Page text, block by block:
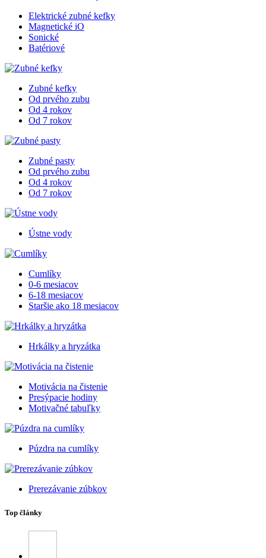
Elektrické zubné kefky
Magnetické iO
Sonické
Batériové
Zubné kefky
Od prvého zubu
Od 4 rokov
Od 7 rokov
Zubné pasty
Od prvého zubu
Od 4 rokov
Od 7 rokov
Ústne vody
Cumlíky
0-6 mesiacov
6-18 mesiacov
Staršie ako 18 mesiacov
Hrkálky a hryzátka
Motivácia na čistenie
Presýpacie hodiny
Motivačné tabuľky
Púzdra na cumlíky
Prerezávanie zúbkov
Top články